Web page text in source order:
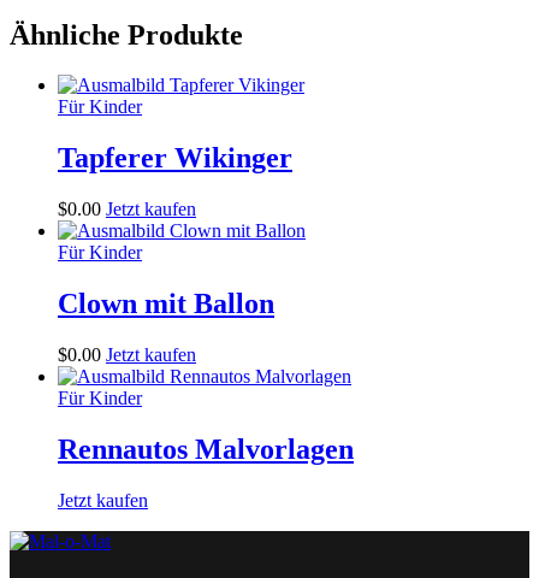
Ähnliche Produkte
Für Kinder
Tapferer Wikinger
$0.00 Jetzt kaufen
Für Kinder
Clown mit Ballon
$0.00 Jetzt kaufen
Für Kinder
Rennautos Malvorlagen
Jetzt kaufen